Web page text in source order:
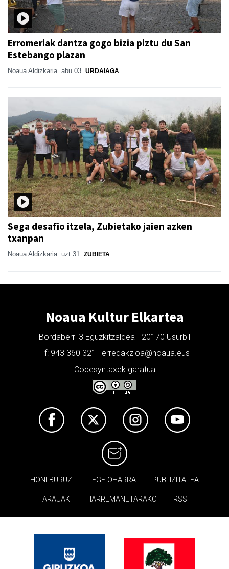
Erromeriak dantza gogo bizia piztu du San
Estebango plazan
Noaua Aldizkaria abu 03 URDAIAGA
Sega desafio itzela, Zubietako jaien azken
txanpan
Noaua Aldizkaria uzt 31 ZUBIETA
Noaua Kultur Elkartea
Bordaberri 3 Eguzkitzaldea - 20170 Usurbil
Tf: 943 360 321 | erredakzioa@noaua.eus
Codesyntaxek garatua
HONI BURUZ LEGE OHARRA PUBLIZITATEA
ARAUAK HARREMANETARAKO RSS